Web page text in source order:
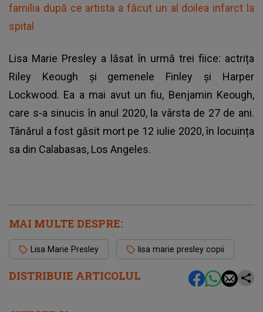
DISTRIBUIE ARTICOLUL
familia după ce artista a făcut un al doilea infarct la
spital
Lisa Marie Presley a lăsat în urmă trei fiice: actrița
Riley Keough și gemenele Finley și Harper
Lockwood. Ea a mai avut un fiu, Benjamin Keough,
care s-a sinucis în anul 2020, la vârsta de 27 de ani.
Tânărul a fost găsit mort pe 12 iulie 2020, în locuința
sa din Calabasas, Los Angeles.
MAI MULTE DESPRE:
Lisa Marie Presley lisa marie presley copii